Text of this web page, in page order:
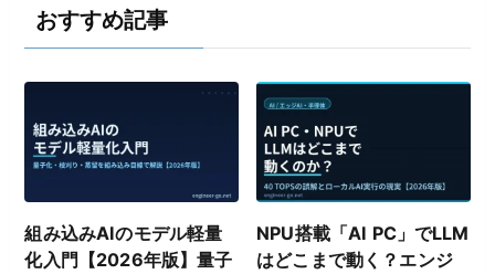
おすすめ記事
組み込みAIのモデル軽量
化入門【2026年版】量子
NPU搭載「AI PC」でLLM
はどこまで動く？エンジ